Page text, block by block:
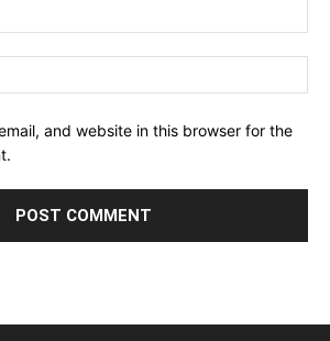
and website in this browser for the